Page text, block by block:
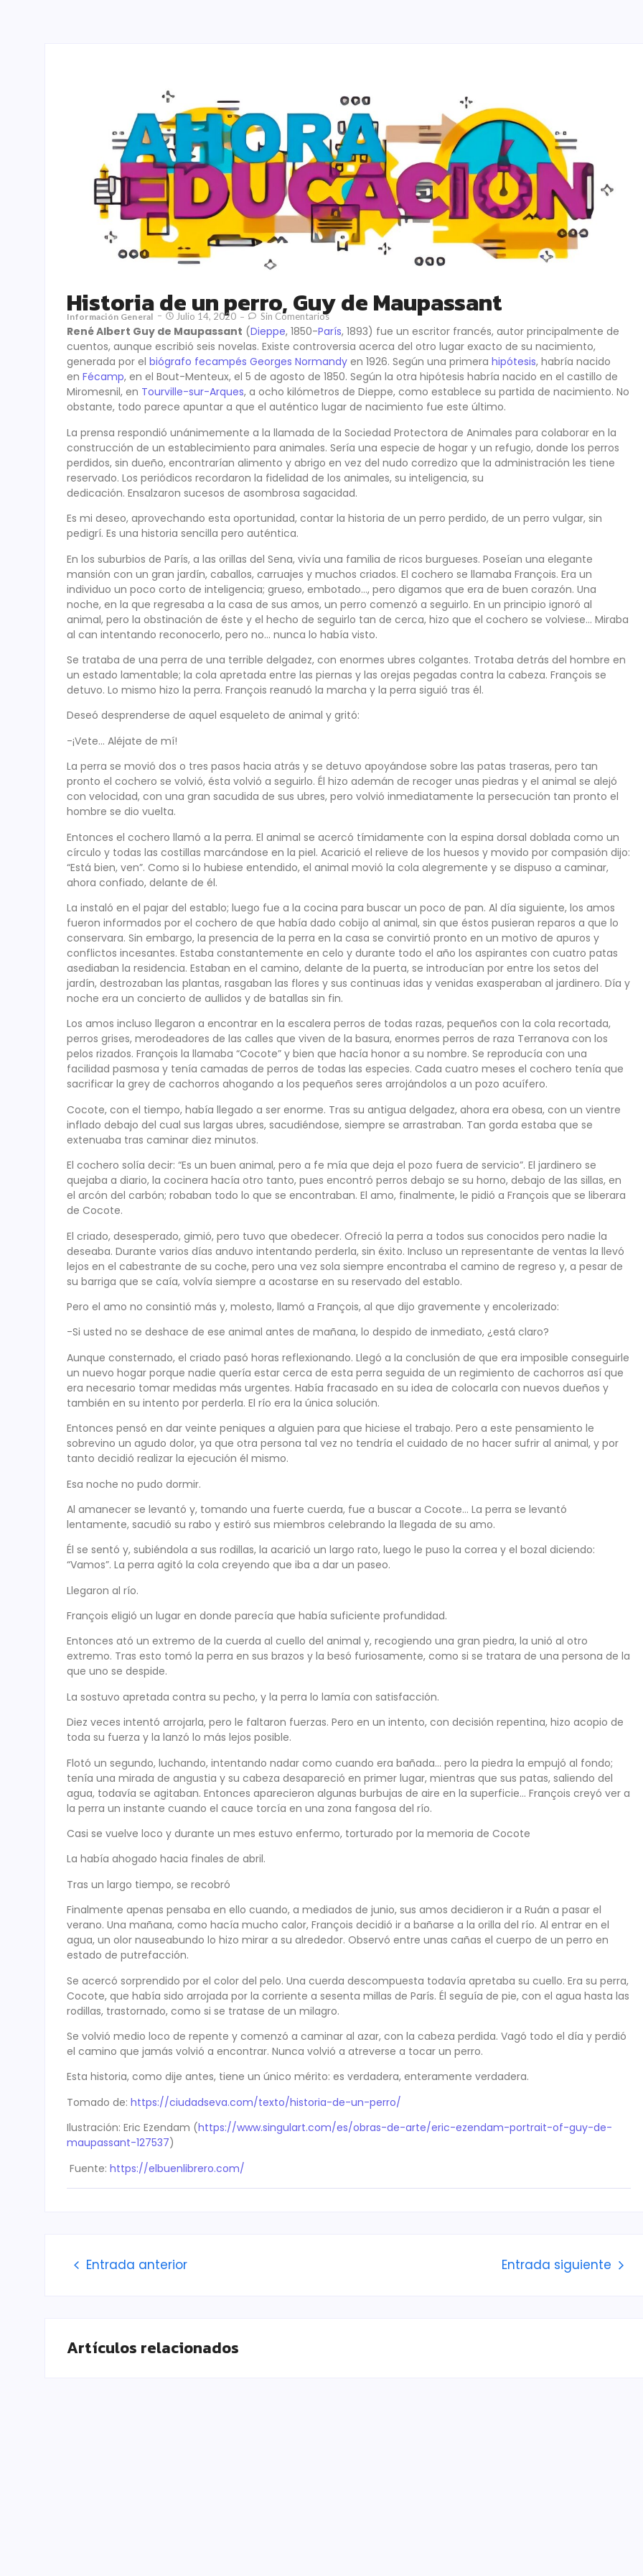
Historia de un perro, Guy de Maupassant
Información General Julio 14, 2020 Sin Comentarios
René Albert Guy de Maupassant (Dieppe, 1850-París, 1893) fue un escritor francés, autor principalmente de
cuentos, aunque escribió seis novelas. Existe controversia acerca del otro lugar exacto de su nacimiento,
generada por el biógrafo fecampés Georges Normandy en 1926. Según una primera hipótesis, habría nacido
en Fécamp, en el Bout-Menteux, el 5 de agosto de 1850. Según la otra hipótesis habría nacido en el castillo de
Miromesnil, en Tourville-sur-Arques, a ocho kilómetros de Dieppe, como establece su partida de nacimiento. No
obstante, todo parece apuntar a que el auténtico lugar de nacimiento fue este último.
La prensa respondió unánimemente a la llamada de la Sociedad Protectora de Animales para colaborar en la
construcción de un establecimiento para animales. Sería una especie de hogar y un refugio, donde los perros
perdidos, sin dueño, encontrarían alimento y abrigo en vez del nudo corredizo que la administración les tiene
reservado. Los periódicos recordaron la fidelidad de los animales, su inteligencia, su
dedicación. Ensalzaron sucesos de asombrosa sagacidad.
Es mi deseo, aprovechando esta oportunidad, contar la historia de un perro perdido, de un perro vulgar, sin
pedigrí. Es una historia sencilla pero auténtica.
En los suburbios de París, a las orillas del Sena, vivía una familia de ricos burgueses. Poseían una elegante
mansión con un gran jardín, caballos, carruajes y muchos criados. El cochero se llamaba François. Era un
individuo un poco corto de inteligencia; grueso, embotado…, pero digamos que era de buen corazón. Una
noche, en la que regresaba a la casa de sus amos, un perro comenzó a seguirlo. En un principio ignoró al
animal, pero la obstinación de éste y el hecho de seguirlo tan de cerca, hizo que el cochero se volviese… Miraba
al can intentando reconocerlo, pero no… nunca lo había visto.
Se trataba de una perra de una terrible delgadez, con enormes ubres colgantes. Trotaba detrás del hombre en
un estado lamentable; la cola apretada entre las piernas y las orejas pegadas contra la cabeza. François se
detuvo. Lo mismo hizo la perra. François reanudó la marcha y la perra siguió tras él.
Deseó desprenderse de aquel esqueleto de animal y gritó:
-¡Vete… Aléjate de mí!
La perra se movió dos o tres pasos hacia atrás y se detuvo apoyándose sobre las patas traseras, pero tan
pronto el cochero se volvió, ésta volvió a seguirlo. Él hizo ademán de recoger unas piedras y el animal se alejó
con velocidad, con una gran sacudida de sus ubres, pero volvió inmediatamente la persecución tan pronto el
hombre se dio vuelta.
Entonces el cochero llamó a la perra. El animal se acercó tímidamente con la espina dorsal doblada como un
círculo y todas las costillas marcándose en la piel. Acarició el relieve de los huesos y movido por compasión dijo:
“Está bien, ven”. Como si lo hubiese entendido, el animal movió la cola alegremente y se dispuso a caminar,
ahora confiado, delante de él.
La instaló en el pajar del establo; luego fue a la cocina para buscar un poco de pan. Al día siguiente, los amos
fueron informados por el cochero de que había dado cobijo al animal, sin que éstos pusieran reparos a que lo
conservara. Sin embargo, la presencia de la perra en la casa se convirtió pronto en un motivo de apuros y
conflictos incesantes. Estaba constantemente en celo y durante todo el año los aspirantes con cuatro patas
asediaban la residencia. Estaban en el camino, delante de la puerta, se introducían por entre los setos del
jardín, destrozaban las plantas, rasgaban las flores y sus continuas idas y venidas exasperaban al jardinero. Día y
noche era un concierto de aullidos y de batallas sin fin.
Los amos incluso llegaron a encontrar en la escalera perros de todas razas, pequeños con la cola recortada,
perros grises, merodeadores de las calles que viven de la basura, enormes perros de raza Terranova con los
pelos rizados. François la llamaba “Cocote” y bien que hacía honor a su nombre. Se reproducía con una
facilidad pasmosa y tenía camadas de perros de todas las especies. Cada cuatro meses el cochero tenía que
sacrificar la grey de cachorros ahogando a los pequeños seres arrojándolos a un pozo acuífero.
Cocote, con el tiempo, había llegado a ser enorme. Tras su antigua delgadez, ahora era obesa, con un vientre
inflado debajo del cual sus largas ubres, sacudiéndose, siempre se arrastraban. Tan gorda estaba que se
extenuaba tras caminar diez minutos.
El cochero solía decir: “Es un buen animal, pero a fe mía que deja el pozo fuera de servicio”. El jardinero se
quejaba a diario, la cocinera hacía otro tanto, pues encontró perros debajo se su horno, debajo de las sillas, en
el arcón del carbón; robaban todo lo que se encontraban. El amo, finalmente, le pidió a François que se liberara
de Cocote.
El criado, desesperado, gimió, pero tuvo que obedecer. Ofreció la perra a todos sus conocidos pero nadie la
deseaba. Durante varios días anduvo intentando perderla, sin éxito. Incluso un representante de ventas la llevó
lejos en el cabestrante de su coche, pero una vez sola siempre encontraba el camino de regreso y, a pesar de
su barriga que se caía, volvía siempre a acostarse en su reservado del establo.
Pero el amo no consintió más y, molesto, llamó a François, al que dijo gravemente y encolerizado:
-Si usted no se deshace de ese animal antes de mañana, lo despido de inmediato, ¿está claro?
Aunque consternado, el criado pasó horas reflexionando. Llegó a la conclusión de que era imposible conseguirle
un nuevo hogar porque nadie quería estar cerca de esta perra seguida de un regimiento de cachorros así que
era necesario tomar medidas más urgentes. Había fracasado en su idea de colocarla con nuevos dueños y
también en su intento por perderla. El río era la única solución.
Entonces pensó en dar veinte peniques a alguien para que hiciese el trabajo. Pero a este pensamiento le
sobrevino un agudo dolor, ya que otra persona tal vez no tendría el cuidado de no hacer sufrir al animal, y por
tanto decidió realizar la ejecución él mismo.
Esa noche no pudo dormir.
Al amanecer se levantó y, tomando una fuerte cuerda, fue a buscar a Cocote… La perra se levantó
lentamente, sacudió su rabo y estiró sus miembros celebrando la llegada de su amo.
Él se sentó y, subiéndola a sus rodillas, la acarició un largo rato, luego le puso la correa y el bozal diciendo:
“Vamos”. La perra agitó la cola creyendo que iba a dar un paseo.
Llegaron al río.
François eligió un lugar en donde parecía que había suficiente profundidad.
Entonces ató un extremo de la cuerda al cuello del animal y, recogiendo una gran piedra, la unió al otro
extremo. Tras esto tomó la perra en sus brazos y la besó furiosamente, como si se tratara de una persona de la
que uno se despide.
La sostuvo apretada contra su pecho, y la perra lo lamía con satisfacción.
Diez veces intentó arrojarla, pero le faltaron fuerzas. Pero en un intento, con decisión repentina, hizo acopio de
toda su fuerza y la lanzó lo más lejos posible.
Flotó un segundo, luchando, intentando nadar como cuando era bañada… pero la piedra la empujó al fondo;
tenía una mirada de angustia y su cabeza desapareció en primer lugar, mientras que sus patas, saliendo del
agua, todavía se agitaban. Entonces aparecieron algunas burbujas de aire en la superficie… François creyó ver a
la perra un instante cuando el cauce torcía en una zona fangosa del río.
Casi se vuelve loco y durante un mes estuvo enfermo, torturado por la memoria de Cocote
La había ahogado hacia finales de abril.
Tras un largo tiempo, se recobró
Finalmente apenas pensaba en ello cuando, a mediados de junio, sus amos decidieron ir a Ruán a pasar el
verano. Una mañana, como hacía mucho calor, François decidió ir a bañarse a la orilla del río. Al entrar en el
agua, un olor nauseabundo lo hizo mirar a su alrededor. Observó entre unas cañas el cuerpo de un perro en
estado de putrefacción.
Se acercó sorprendido por el color del pelo. Una cuerda descompuesta todavía apretaba su cuello. Era su perra,
Cocote, que había sido arrojada por la corriente a sesenta millas de París. Él seguía de pie, con el agua hasta las
rodillas, trastornado, como si se tratase de un milagro.
Se volvió medio loco de repente y comenzó a caminar al azar, con la cabeza perdida. Vagó todo el día y perdió
el camino que jamás volvió a encontrar. Nunca volvió a atreverse a tocar un perro.
Esta historia, como dije antes, tiene un único mérito: es verdadera, enteramente verdadera.
Tomado de: https://ciudadseva.com/texto/historia-de-un-perro/
Ilustración: Eric Ezendam (https://www.singulart.com/es/obras-de-arte/eric-ezendam-portrait-of-guy-de-
maupassant-127537)
Fuente: https://elbuenlibrero.com/
Entrada anterior Entrada siguiente
Artículos relacionados